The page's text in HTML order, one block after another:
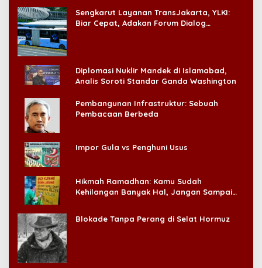
Sengkarut Layanan TransJakarta, YLKI:
Biar Cepat, Adakan Forum Dialog
Diplomasi Nuklir Mandek di Islamabad,
Analis Soroti Standar Ganda Washington
Pembangunan Infrastruktur: Sebuah
Pembacaan Berbeda
Impor Gula vs Penghuni Usus
Hikmah Ramadhan: Kamu Sudah
Kehilangan Banyak Hal, Jangan Sampai
Blokade Tanpa Perang di Selat Hormuz